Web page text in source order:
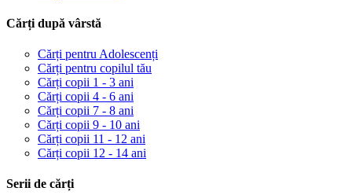
Cărți după vârstă
Cărți pentru Adolescenți
Cărți pentru copilul tău
Cărți copii 1 - 3 ani
Cărți copii 4 - 6 ani
Cărți copii 7 - 8 ani
Cărți copii 9 - 10 ani
Cărți copii 11 - 12 ani
Cărți copii 12 - 14 ani
Serii de cărți